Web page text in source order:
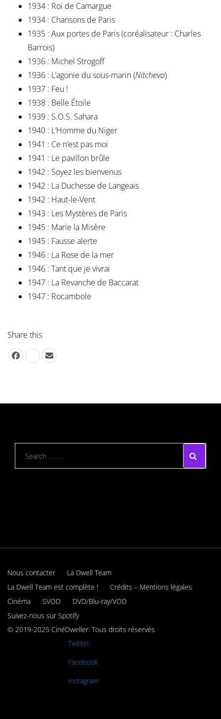
1934 : Roi de Camargue
1934 : Chansons de Paris
1935 : Aux portes de Paris (coréalisateur : Charles
Barrois)
1936 : Michel Strogoff
1936 : L’agonie du sous-marin (Nitchevo)
1937 : Feu !
1938 : Belle Étoile
1939 : S.O.S. Sahara
1940 : L’Homme du Niger
1941 : Ce n’est pas moi
1941 : Le pavillon brûle
1942 : Soyez les bienvenus
1942 : La Duchesse de Langeais
1942 : Haut-le-Vent
1943 : Les Mystères de Paris
1945 : Marie la Misère
1945 : Fausse alerte
1946 : La Rose de la mer
1946 : Tant que je vivrai
1947 : La Revanche de Baccarat
1947 : Rocambole
Share this
Nous contacter
La Dwell Team
La Dwell Team est complète !
Crédits – Mentions légales
Cinéma
SVOD
DVD/Blu-ray/VOD
Suivez-nous sur Spotify
© 2019-2025 CinéDweller. Tous droits réservés
Twitter.
Facebook
Instagram